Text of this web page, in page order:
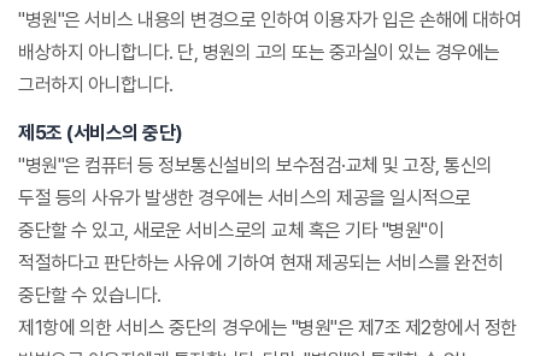
"병원"은 서비스 내용의 변경으로 인하여 이용자가 입은 손해에 대하여
배상하지 아니합니다. 단, 병원의 고의 또는 중과실이 있는 경우에는
그러하지 아니합니다.
제5조 (서비스의 중단)
"병원"은 컴퓨터 등 정보통신설비의 보수점검·교체 및 고장, 통신의
두절 등의 사유가 발생한 경우에는 서비스의 제공을 일시적으로
중단할 수 있고, 새로운 서비스로의 교체 혹은 기타 "병원"이
적절하다고 판단하는 사유에 기하여 현재 제공되는 서비스를 완전히
중단할 수 있습니다.
제1항에 의한 서비스 중단의 경우에는 "병원"은 제7조 제2항에서 정한